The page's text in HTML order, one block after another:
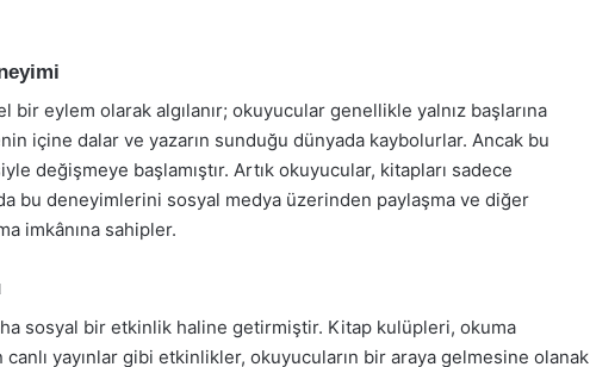
eylem olarak algılanır; okuyucular genellikle yalnız başlarına
içine dalar ve yazarın sunduğu dünyada kaybolurlar. Ancak bu
değişmeye başlamıştır. Artık okuyucular, kitapları sadece
bu deneyimlerini sosyal medya üzerinden paylaşma ve diğer
imkânına sahipler.
sosyal bir etkinlik haline getirmiştir. Kitap kulüpleri, okuma
canlı yayınlar gibi etkinlikler, okuyucuların bir araya gelmesine olanak